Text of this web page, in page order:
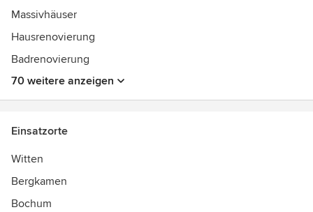
Massivhäuser
Hausrenovierung
Badrenovierung
70 weitere anzeigen
Einsatzorte
Witten
Bergkamen
Bochum